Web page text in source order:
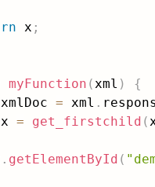
x ;
myFunction (xml )
{
xmlDoc = xml .
x = get_firstchild (
. getElementById (